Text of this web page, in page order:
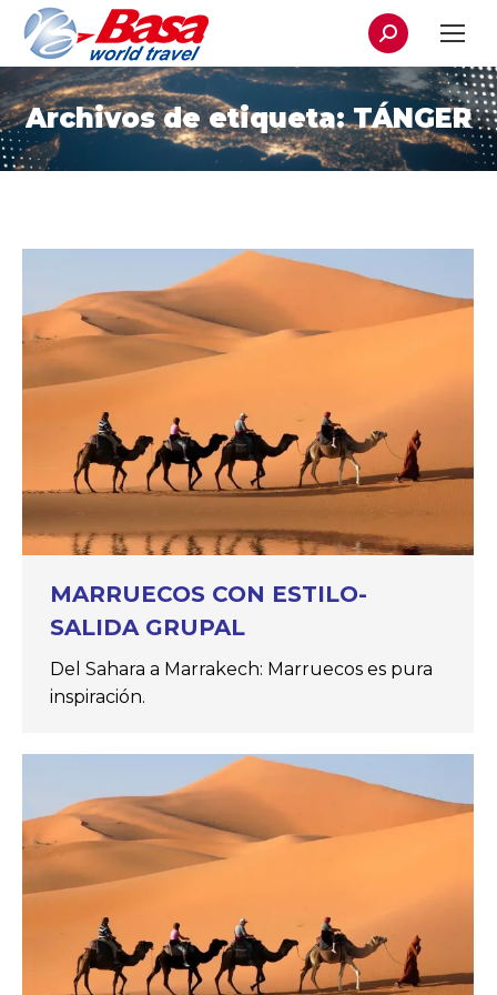
Buscar:
Archivos de etiqueta:TÁNGER
MARRUECOS CON ESTILO-
SALIDA GRUPAL
Del Sahara a Marrakech: Marruecos es pura
inspiración.